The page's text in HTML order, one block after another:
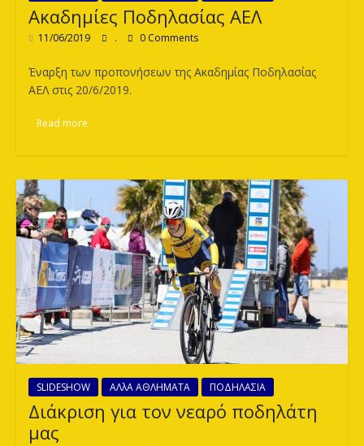
Ακαδημίες Ποδηλασίας ΑΕΛ
11/06/2019 . 0 Comments
Έναρξη των προπονήσεων της Ακαδημίας Ποδηλασίας
ΑΕΛ στις 20/6/2019.
Read more
SLIDESHOW ΑΛλΑ ΑΘΛΗΜΑΤΑ ΠΟΔΗΛΑΣΙΑ
Διάκριση για τον νεαρό ποδηλάτη
μας